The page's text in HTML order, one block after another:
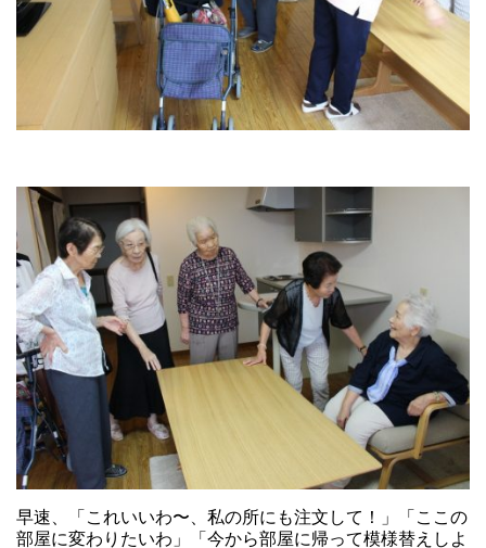
早速、「これいいわ〜、私の所にも注文して！」「ここの
部屋に変わりたいわ」「今から部屋に帰って模様替えしよ